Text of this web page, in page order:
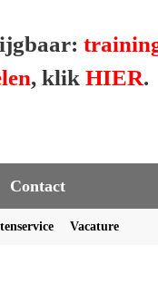
, klik HIER.
Contact
Vacature